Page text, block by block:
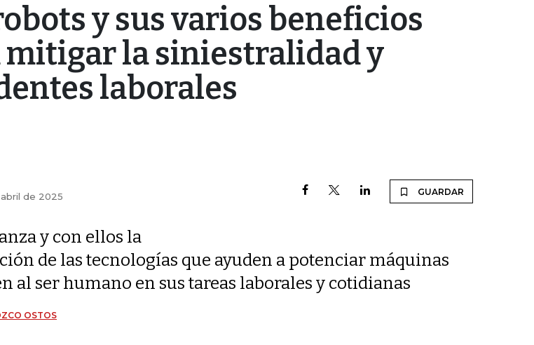
y sus varios beneficios
mitigar la siniestralidad y
laborales
de 2025 GUARDAR
y con ellos la
de las tecnologías que ayuden a potenciar máquinas
al ser humano en sus tareas laborales y cotidianas
OSTOS